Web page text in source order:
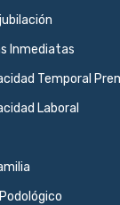
Inmediatas
Temporal
Laboral